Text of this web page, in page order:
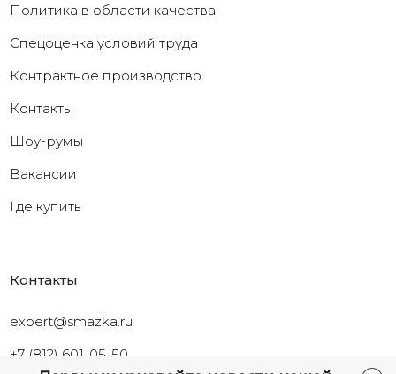
Политика в области качества
Cпецоценка условий труда
Контрактное производство
Контакты
Шоу-румы
Вакансии
Где купить
Контакты
expert@smazka.ru
+7 (812) 601-05-50